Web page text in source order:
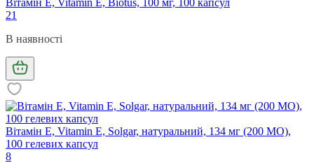
21
В наявності
Вітамін Е, Vitamin E, Solgar, натуральний, 134 мг (200 МО),
100 гелевих капсул
8